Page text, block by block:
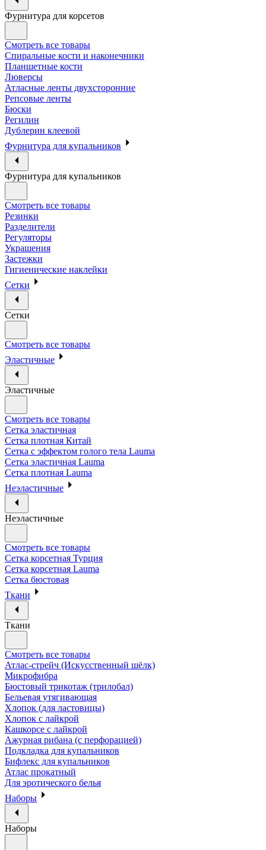
Фурнитура для корсетов
Смотреть все товары
Спиральные кости и наконечники
Планшетные кости
Люверсы
Атласные ленты двухсторонние
Репсовые ленты
Бюски
Регилин
Дублерин клеевой
Фурнитура для купальников
Фурнитура для купальников
Смотреть все товары
Резинки
Разделители
Регуляторы
Украшения
Застежки
Гигиенические наклейки
Сетки
Сетки
Смотреть все товары
Эластичные
Эластичные
Смотреть все товары
Сетка эластичная
Сетка плотная Китай
Сетка с эффектом голого тела Lauma
Сетка эластичная Lauma
Сетка плотная Lauma
Неэластичные
Неэластичные
Смотреть все товары
Сетка корсетная Турция
Сетка корсетная Lauma
Сетка бюстовая
Ткани
Ткани
Смотреть все товары
Атлас-стрейч (Искусственный шёлк)
Микрофибра
Бюстовый трикотаж (трилобал)
Бельевая утягивающая
Хлопок (для ластовицы)
Хлопок с лайкрой
Кашкорсе с лайкрой
Ажурная рибана (с перфорацией)
Подкладка для купальников
Бифлекс для купальников
Атлас прокатный
Для эротического белья
Наборы
Наборы